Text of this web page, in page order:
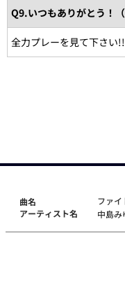
Q9.いつもありがとう！
全力プレーを見て下さい!!
曲名
アーティスト名
ファイ
中島み